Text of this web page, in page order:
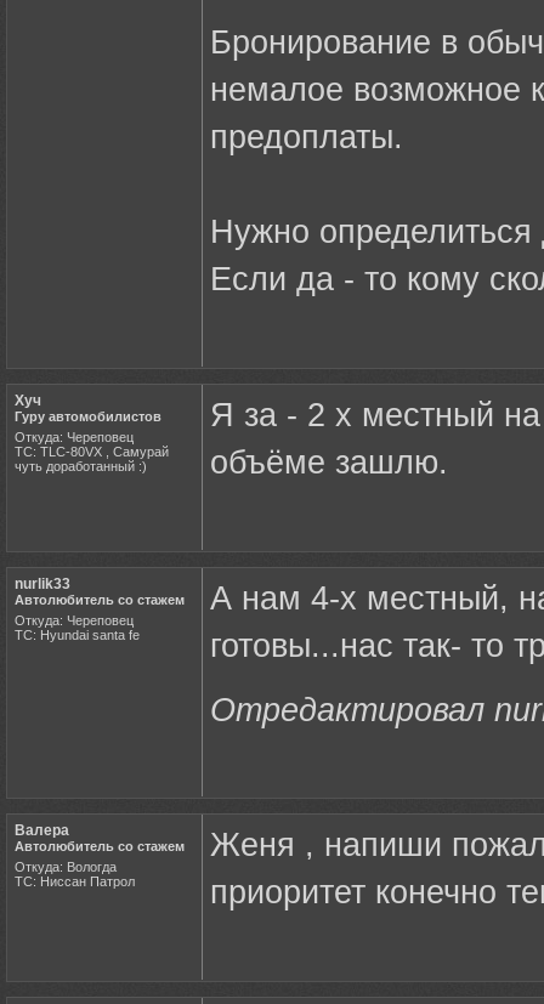
Бронирование в
немалое возможное
предоплаты.
Нужно определиться
Если да - то кому
Хуч
Гуру автомобилистов
Откуда: Череповец
ТС: TLC-80VX , Самурай
чуть доработанный :)
Я за - 2 х местный
объёме зашлю.
nurlik33
Автолюбитель со стажем
Откуда: Череповец
ТС: Hyundai santa fe
А нам 4-х местный,
готовы...нас так- то
Отредактировал
Валера
Автолюбитель со стажем
Откуда: Вологда
ТС: Ниссан Патрол
Женя , напиши
приоритет конечно